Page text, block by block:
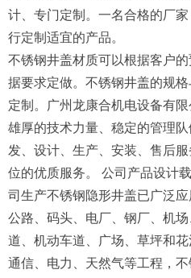
计、专门定制。一名合格的厂
行定制适宜的产品。
不锈钢井盖材质可以根据客户
据要求定做。不锈钢井盖的规
定制。广州龙康合机电设备有限
雄厚的技术力量、稳定的管理
发、设计、生产、安装、售后
位的优质服务。 公司产品设计
司生产不锈钢隐形井盖已广泛应
公路、码头、电厂、钢厂、机
道、机动车道、广场、草坪和花
通信、电力、天然气等工程，